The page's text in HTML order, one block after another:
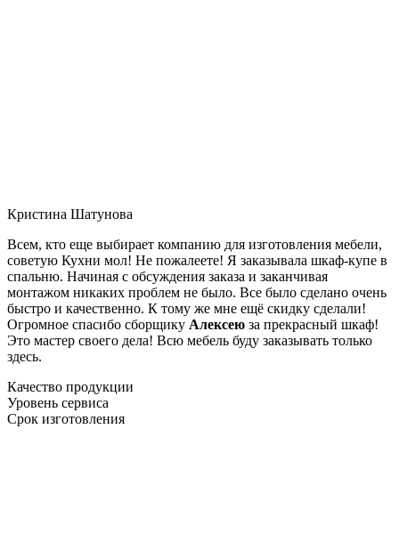
Кристина Шатунова
Всем, кто еще выбирает компанию для изготовления мебели,
советую Кухни мол! Не пожалеете! Я заказывала шкаф-купе в
спальню. Начиная с обсуждения заказа и заканчивая
монтажом никаких проблем не было. Все было сделано очень
быстро и качественно. К тому же мне ещё скидку сделали!
Огромное спасибо сборщику Алексею за прекрасный шкаф!
Это мастер своего дела! Всю мебель буду заказывать только
здесь.
Качество продукции
Уровень сервиса
Срок изготовления